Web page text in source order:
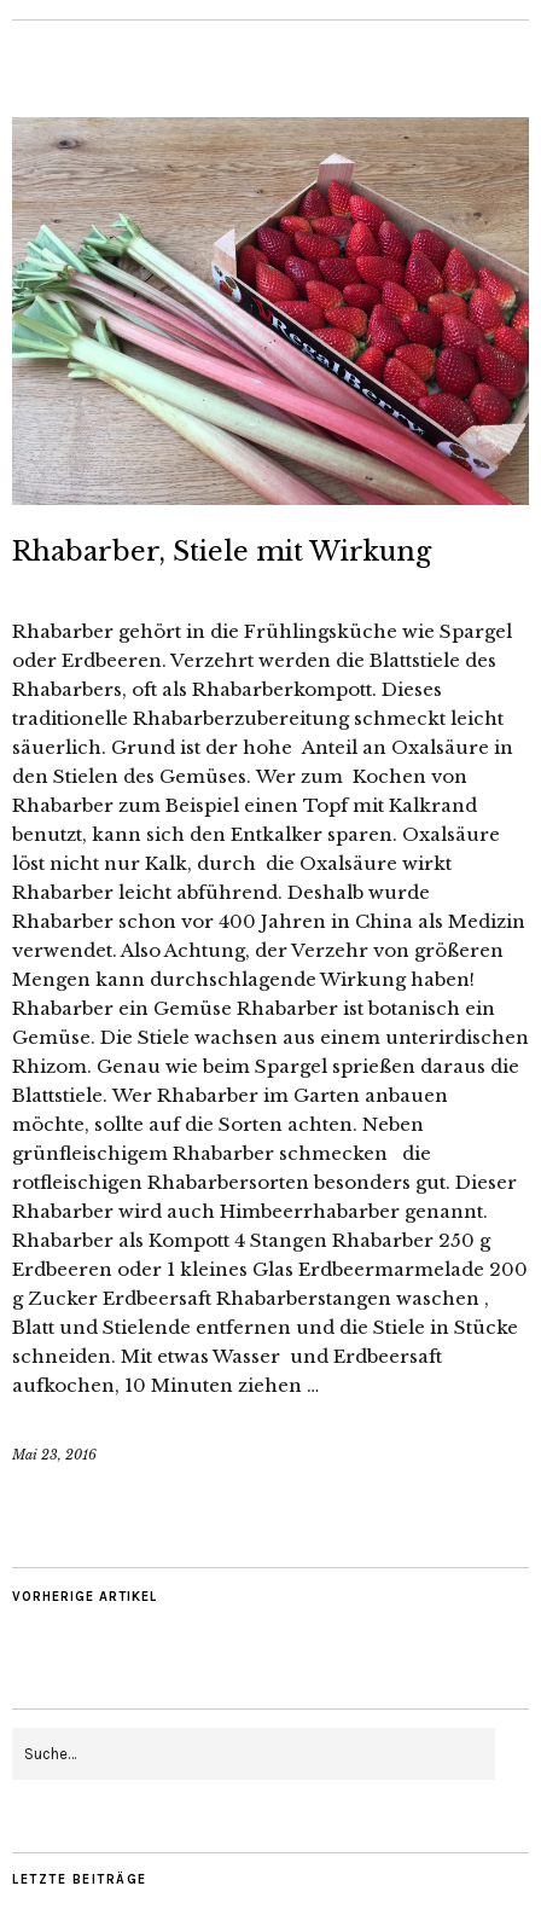
Rhabarber, Stiele mit Wirkung
Rhabarber gehört in die Frühlingsküche wie Spargel
oder Erdbeeren. Verzehrt werden die Blattstiele des
Rhabarbers, oft als Rhabarberkompott. Dieses
traditionelle Rhabarberzubereitung schmeckt leicht
säuerlich. Grund ist der hohe Anteil an Oxalsäure in
den Stielen des Gemüses. Wer zum Kochen von
Rhabarber zum Beispiel einen Topf mit Kalkrand
benutzt, kann sich den Entkalker sparen. Oxalsäure
löst nicht nur Kalk, durch die Oxalsäure wirkt
Rhabarber leicht abführend. Deshalb wurde
Rhabarber schon vor 400 Jahren in China als Medizin
verwendet. Also Achtung, der Verzehr von größeren
Mengen kann durchschlagende Wirkung haben!
Rhabarber ein Gemüse Rhabarber ist botanisch ein
Gemüse. Die Stiele wachsen aus einem unterirdischen
Rhizom. Genau wie beim Spargel sprießen daraus die
Blattstiele. Wer Rhabarber im Garten anbauen
möchte, sollte auf die Sorten achten. Neben
grünfleischigem Rhabarber schmecken die
rotfleischigen Rhabarbersorten besonders gut. Dieser
Rhabarber wird auch Himbeerrhabarber genannt.
Rhabarber als Kompott 4 Stangen Rhabarber 250 g
Erdbeeren oder 1 kleines Glas Erdbeermarmelade 200
g Zucker Erdbeersaft Rhabarberstangen waschen ,
Blatt und Stielende entfernen und die Stiele in Stücke
schneiden. Mit etwas Wasser und Erdbeersaft
aufkochen, 10 Minuten ziehen …
Mai 23, 2016
VORHERIGE ARTIKEL
LETZTE BEITRÄGE